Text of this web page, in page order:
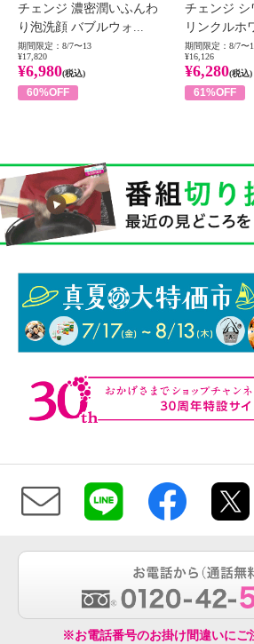
チェンジ 濃密潤いふんわ
り泡洗顔 バブルウォ...
期間限定：8/7〜13
¥17,820
¥6,980(税込)
60%OFF
チェンジ シ
リンクルホ
期間限定：8/7〜
¥16,126
¥6,280(税込)
61%OFF
※お電話番号のお掛け間違いにご